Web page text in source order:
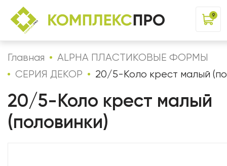
9
Главная
ALPHA ПЛАСТИКОВЫЕ ФОРМЫ
СЕРИЯ ДЕКОР
20/5-Коло крест малый
20/5-Коло крест малый
(половинки)